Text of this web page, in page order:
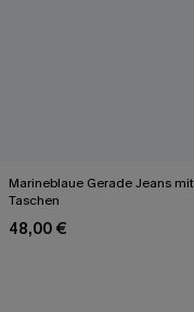
Marineblaue Gerade Jeans mit
Taschen
48,00 €